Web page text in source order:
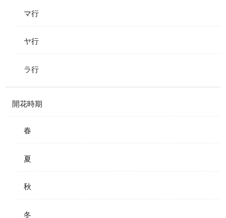
マ行
ヤ行
ラ行
開花時期
春
夏
秋
冬